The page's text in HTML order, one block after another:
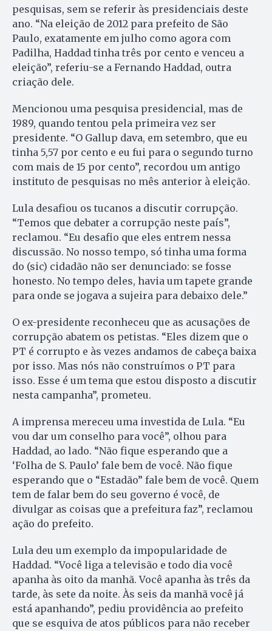
pesquisas, sem se referir às presidenciais deste
ano. “Na eleição de 2012 para prefeito de São
Paulo, exatamente em julho como agora com
Padilha, Haddad tinha três por cento e venceu a
eleição”, referiu-se a Fernando Haddad, outra
criação dele.
Mencionou uma pesquisa presidencial, mas de
1989, quando tentou pela primeira vez ser
presidente. “O Gallup dava, em setembro, que eu
tinha 5,57 por cento e eu fui para o segundo turno
com mais de 15 por cento”, recordou um antigo
instituto de pesquisas no mês anterior à eleição.
Lula desafiou os tucanos a discutir corrupção.
“Temos que debater a corrupção neste país”,
reclamou. “Eu desafio que eles entrem nessa
discussão. No nosso tempo, só tinha uma forma
do (sic) cidadão não ser denunciado: se fosse
honesto. No tempo deles, havia um tapete grande
para onde se jogava a sujeira para debaixo dele.”
O ex-presidente reconheceu que as acusações de
corrupção abatem os petistas. “Eles dizem que o
PT é corrupto e às vezes andamos de cabeça baixa
por isso. Mas nós não construímos o PT para
isso. Esse é um tema que estou disposto a discutir
nesta campanha”, prometeu.
A imprensa mereceu uma investida de Lula. “Eu
vou dar um conselho para você”, olhou para
Haddad, ao lado. “Não fique esperando que a
‘Folha de S. Paulo’ fale bem de você. Não fique
esperando que o “Estadão” fale bem de você. Quem
tem de falar bem do seu governo é você, de
divulgar as coisas que a prefeitura faz”, reclamou
ação do prefeito.
Lula deu um exemplo da impopularidade de
Haddad. “Você liga a televisão e todo dia você
apanha às oito da manhã. Você apanha às três da
tarde, às sete da noite. Às seis da manhã você já
está apanhando”, pediu providência ao prefeito
que se esquiva de atos públicos para não receber